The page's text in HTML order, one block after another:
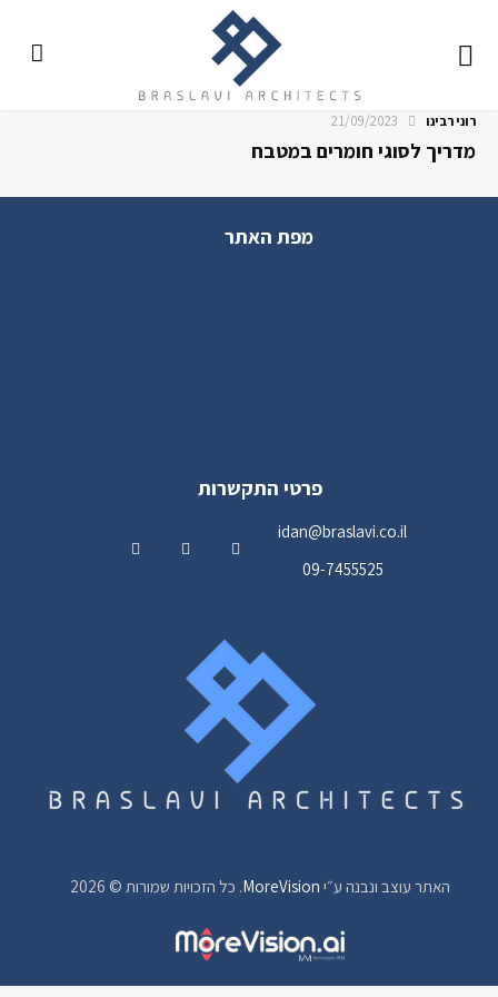
רוני רבינו 21/09/2023
מדריך לסוגי חומרים במטבח
מפת האתר
פרטי התקשרות
idan@braslavi.co.il
09-7455525
האתר עוצב ונבנה ע״י MoreVision. כל הזכויות שמורות © 2026